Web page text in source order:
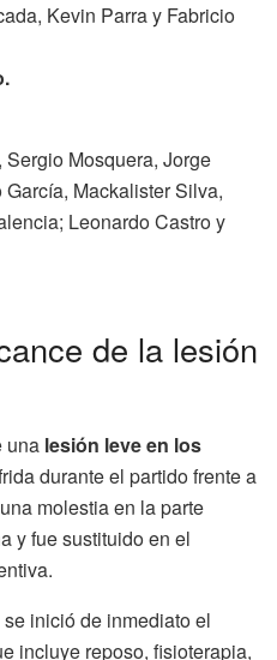
Kevin Parra y Fabricio
Mosquera, Jorge
Mackalister Silva,
Leonardo Castro y
de la lesión
una lesión leve en los
durante el partido frente a
molestia en la parte
y fue sustituido en el
inició de inmediato el
incluye reposo, fisioterapia,